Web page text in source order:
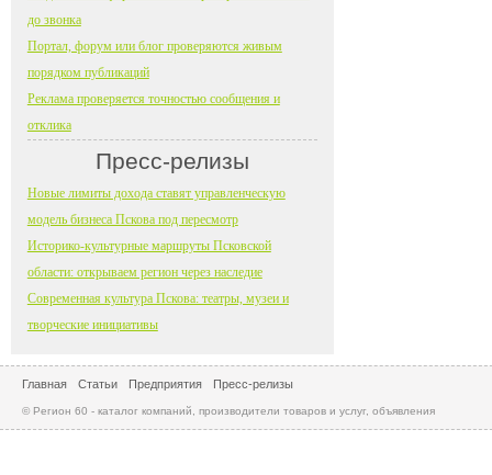
до звонка
Портал, форум или блог проверяются живым
порядком публикаций
Реклама проверяется точностью сообщения и
отклика
Пресс-релизы
Новые лимиты дохода ставят управленческую
модель бизнеса Пскова под пересмотр
Историко-культурные маршруты Псковской
области: открываем регион через наследие
Современная культура Пскова: театры, музеи и
творческие инициативы
Главная Статьи Предприятия Пресс-релизы
© Регион 60 - каталог компаний, производители товаров и услуг, объявления